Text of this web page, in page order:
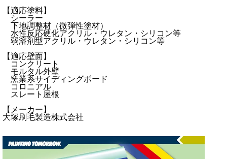
【適応塗料】
シーラー
下地調整材（微弾性塗材）
水性反応硬化アクリル・ウレタン・シリコン等
弱溶剤型アクリル・ウレタン・シリコン等
【適応壁面】
コンクリート
モルタル外壁
窯業系サイディングボード
コロニアル
スレート屋根
【メーカー】
大塚刷毛製造株式会社